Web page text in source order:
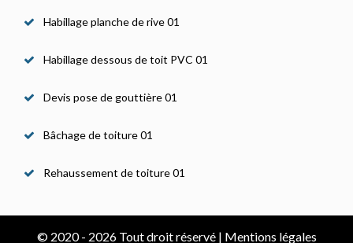
Habillage planche de rive 01
Habillage dessous de toit PVC 01
Devis pose de gouttière 01
Bâchage de toiture 01
Rehaussement de toiture 01
© 2020 - 2026 Tout droit réservé | Mentions légales